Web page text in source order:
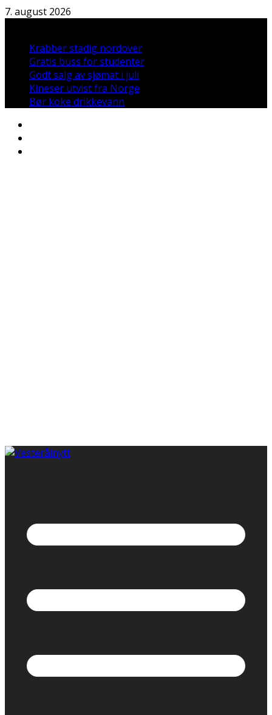
Hopp
7. august 2026
Krabber stadig nordover
Gratis buss for studenter
Godt salg av sjømat i juli
Kineser utvist fra Norge
Bør koke drikkevann